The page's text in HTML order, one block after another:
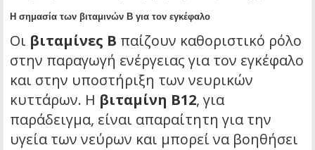
Η σημασία των βιταμινών Β για τον εγκέφαλο
Οι βιταμίνες Β παίζουν καθοριστικό ρόλο
στην παραγωγή ενέργειας για τον εγκέφαλο
και στην υποστήριξη των νευρικών
κυττάρων. Η βιταμίνη Β12, για
παράδειγμα, είναι απαραίτητη για την
υγεία των νεύρων και μπορεί να βοηθήσει